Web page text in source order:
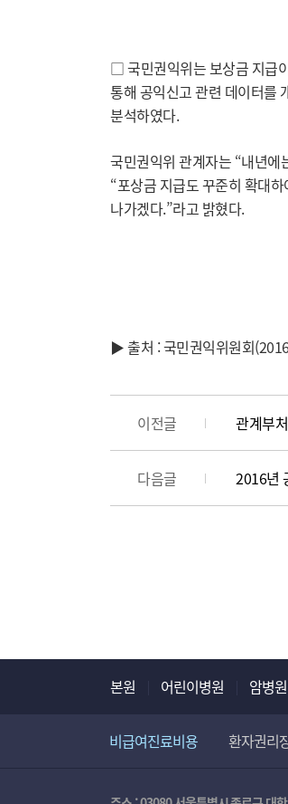
□ 국민권익위는 보상금 지급
통해 공익신고 관련 데이터를
분석하였다.
국민권익위 관계자는 “내년에
“포상금 지급도 꾸준히 확대
나가겠다.”라고 밝혔다.
▶ 출처 : 국민권익위원회
이전글 관계부
다음글 2016년
본원 어린이병원 암병원
비급여진료비용 환자권리